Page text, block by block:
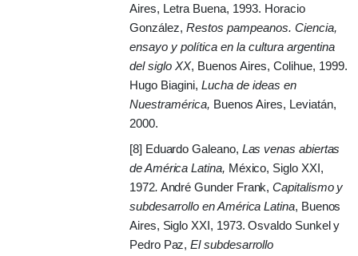
Aires, Letra Buena, 1993. Horacio
González, Restos pampeanos. Ciencia,
ensayo y política en la cultura argentina
del siglo XX, Buenos Aires, Colihue, 1999.
Hugo Biagini, Lucha de ideas en
Nuestramérica, Buenos Aires, Leviatán,
2000.
[8] Eduardo Galeano, Las venas abiertas
de América Latina, México, Siglo XXI,
1972. André Gunder Frank,Capitalismo y
subdesarrollo en América Latina, Buenos
Aires, Siglo XXI, 1973. Osvaldo Sunkel y
Pedro Paz,El subdesarrollo